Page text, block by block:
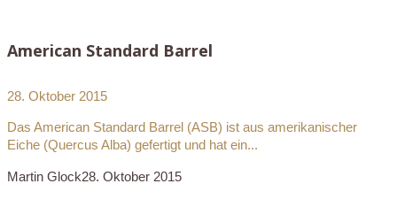
American Standard Barrel
28. Oktober 2015
Das American Standard Barrel (ASB) ist aus amerikanischer
Eiche (Quercus Alba) gefertigt und hat ein...
Martin Glock28. Oktober 2015